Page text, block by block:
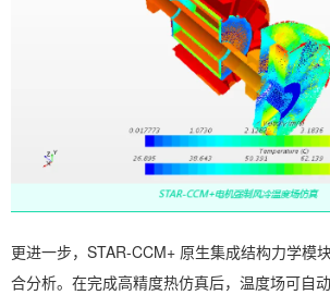
更进一步，STAR-CCM+ 原生集成结构力学模
合分析。在完成高精度热仿真后，温度场可自